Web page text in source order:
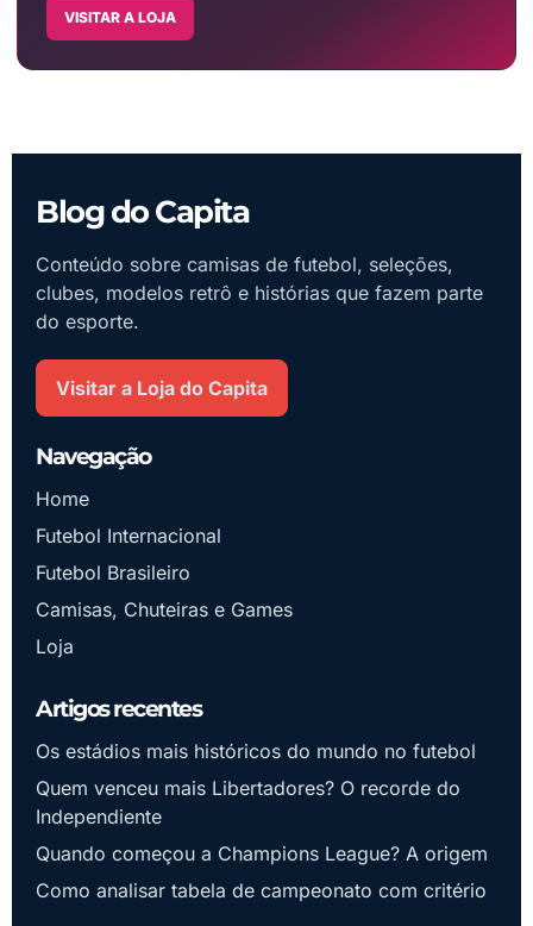
VISITAR A LOJA
Blog do Capita
Conteúdo sobre camisas de futebol, seleções,
clubes, modelos retrô e histórias que fazem parte
do esporte.
Visitar a Loja do Capita
Navegação
Home
Futebol Internacional
Futebol Brasileiro
Camisas, Chuteiras e Games
Loja
Artigos recentes
Os estádios mais históricos do mundo no futebol
Quem venceu mais Libertadores? O recorde do
Independiente
Quando começou a Champions League? A origem
Como analisar tabela de campeonato com critério